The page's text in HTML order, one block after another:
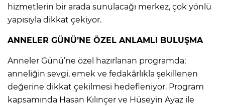
hizmetlerin bir arada sunulacağı merkez, çok yönlü
yapısıyla dikkat çekiyor.
ANNELER GÜNÜ’NE ÖZEL ANLAMLI BULUŞMA
Anneler Günü’ne özel hazırlanan programda;
anneliğin sevgi, emek ve fedakârlıkla şekillenen
değerine dikkat çekilmesi hedefleniyor. Program
kapsamında Hasan Kılınçer ve Hüseyin Ayaz ile